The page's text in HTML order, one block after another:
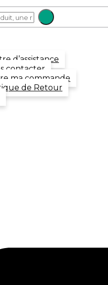
d’assistance
contacter
ma commande
de Retour